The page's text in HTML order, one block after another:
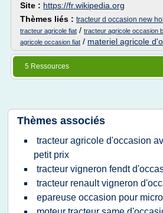
Site : https://fr.wikipedia.org
Thèmes liés : tracteur d occasion new
tracteur agricole fiat / tracteur agricole occasion
agricole occasion fiat / materiel agricole
5 Ressources
Thèmes associés
tracteur agricole d'occasion
petit prix
tracteur vigneron fendt
tracteur renault vigneron
epareuse occasion pour